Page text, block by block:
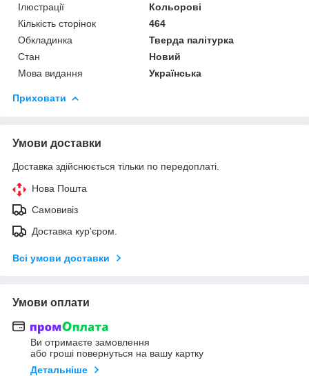
Ілюстрації
Кольорові
Кількість сторінок
464
Обкладинка
Тверда палітурка
Стан
Новий
Мова видання
Українська
Приховати
Умови доставки
Доставка здійснюється тільки по передоплаті.
Нова Пошта
Самовивіз
Доставка кур'єром.
Всі умови доставки
Умови оплати
Ви отримаєте замовлення
або гроші повернуться на вашу картку
Детальніше